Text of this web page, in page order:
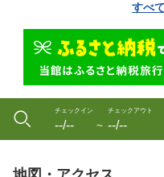
すべ
チェックイン
--/-- 〜
チェックアウト
--/--